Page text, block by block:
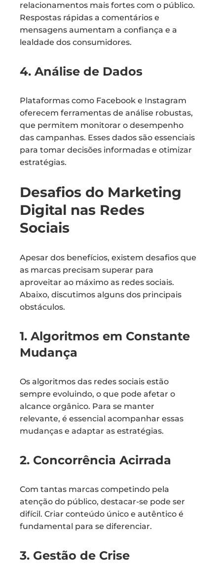
relacionamentos mais fortes com o público.
Respostas rápidas a comentários e
mensagens aumentam a confiança e a
lealdade dos consumidores.
4. Análise de Dados
Plataformas como Facebook e Instagram
oferecem ferramentas de análise robustas,
que permitem monitorar o desempenho
das campanhas. Esses dados são essenciais
para tomar decisões informadas e otimizar
estratégias.
Desafios do Marketing
Digital nas Redes
Sociais
Apesar dos benefícios, existem desafios que
as marcas precisam superar para
aproveitar ao máximo as redes sociais.
Abaixo, discutimos alguns dos principais
obstáculos.
1. Algoritmos em Constante
Mudança
Os algoritmos das redes sociais estão
sempre evoluindo, o que pode afetar o
alcance orgânico. Para se manter
relevante, é essencial acompanhar essas
mudanças e adaptar as estratégias.
2. Concorrência Acirrada
Com tantas marcas competindo pela
atenção do público, destacar-se pode ser
difícil. Criar conteúdo único e autêntico é
fundamental para se diferenciar.
3. Gestão de Crise